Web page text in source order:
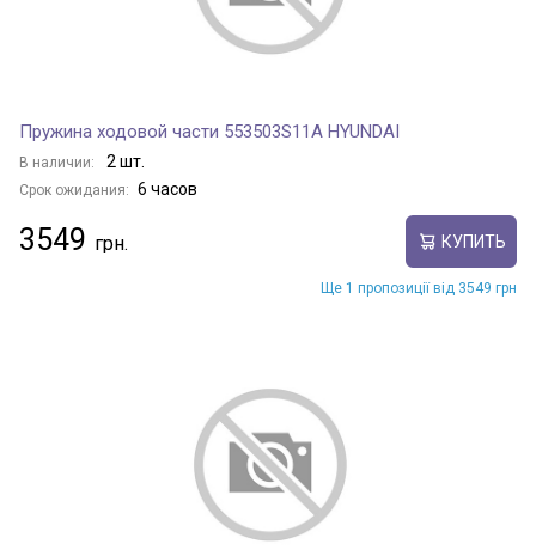
Пружина ходовой части 553503S11A HYUNDAI
В наличии: 2 шт.
Срок ожидания: 6 часов
3549 КУПИТЬ
Ще 1 пропозиції від 3549 грн